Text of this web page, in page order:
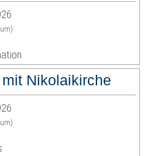
Nikolaikirche